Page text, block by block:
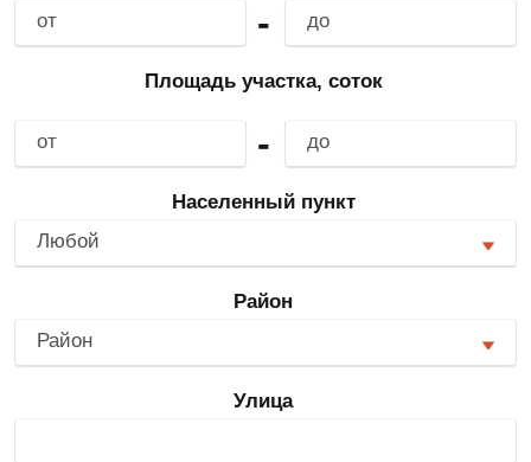
-
Площадь участка, соток
-
Населенный пункт
Любой
Район
Район
Улица